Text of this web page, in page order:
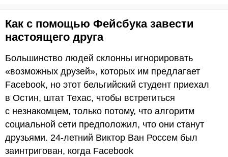
Как с помощью Фейсбука завести
настоящего друга
Большинство людей склонны игнорировать
«возможных друзей», которых им предлагает
Facebook, но этот бельгийский студент приехал
в Остин, штат Техас, чтобы встретиться
с незнакомцем, только потому, что алгоритм
социальной сети предположил, что они станут
друзьями. 24-летний Виктор Ван Россем был
заинтригован, когда Facebook